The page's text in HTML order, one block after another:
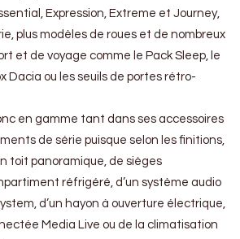
Expression, Extreme et Journey,
plus modèles de roues et de nombreux
et de voyage comme le Pack Sleep, le
Dacia ou les seuils de portes rétro-
en gamme tant dans ses accessoires
de série puisque selon les finitions,
toit panoramique, de sièges
réfrigéré, d’un système audio
d’un hayon à ouverture électrique,
Media Live ou de la climatisation